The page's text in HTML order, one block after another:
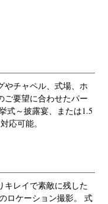
やチャペル、式場、ホ
ご要望に合わせたパー
式～披露宴、または1.5
応可能。
キレイで素敵に残した
ロケーション撮影。 式